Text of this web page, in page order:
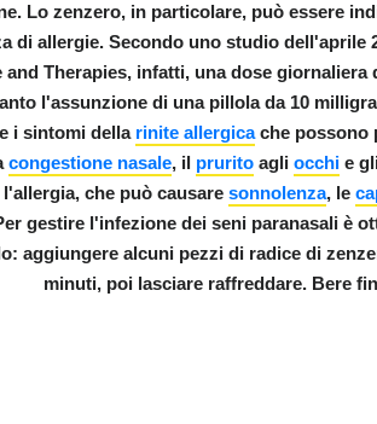
Lo zenzero, in particolare, può essere
di allergie. Secondo uno studio dell'aprile
and Therapies, infatti, una dose giornaliera
l'assunzione di una pillola da 10
i sintomi della rinite allergicache possono
congestione nasale, il pruritoagli occhie
che può causare sonnolenza, le
gestire l'infezione dei seni paranasali è
aggiungere alcuni pezzi di radice di
minuti, poi lasciare raffreddare. Bere